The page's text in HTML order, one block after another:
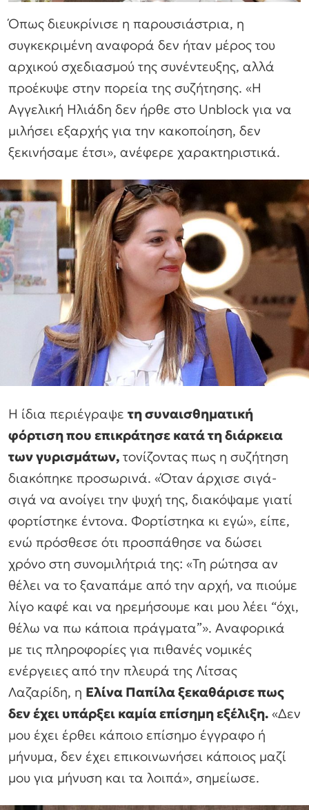
Όπως διευκρίνισε η παρουσιάστρια, η
συγκεκριμένη αναφορά δεν ήταν μέρος του
αρχικού σχεδιασμού της συνέντευξης, αλλά
προέκυψε στην πορεία της συζήτησης. «Η
Αγγελική Ηλιάδη δεν ήρθε στο Unblock για να
μιλήσει εξαρχής για την κακοποίηση, δεν
ξεκινήσαμε έτσι», ανέφερε χαρακτηριστικά.
Η ίδια περιέγραψε τη συναισθηματική
φόρτιση που επικράτησε κατά τη διάρκεια
των γυρισμάτων, τονίζοντας πως η συζήτηση
διακόπηκε προσωρινά. «Όταν άρχισε σιγά-
σιγά να ανοίγει την ψυχή της, διακόψαμε γιατί
φορτίστηκε έντονα. Φορτίστηκα κι εγώ», είπε,
ενώ πρόσθεσε ότι προσπάθησε να δώσει
χρόνο στη συνομιλήτριά της: «Τη ρώτησα αν
θέλει να το ξαναπάμε από την αρχή, να πιούμε
λίγο καφέ και να ηρεμήσουμε και μου λέει “όχι,
θέλω να πω κάποια πράγματα”». Αναφορικά
με τις πληροφορίες για πιθανές νομικές
ενέργειες από την πλευρά της Λίτσας
Λαζαρίδη, η Ελίνα Παπίλα ξεκαθάρισε πως
δεν έχει υπάρξει καμία επίσημη εξέλιξη. «Δεν
μου έχει έρθει κάποιο επίσημο έγγραφο ή
μήνυμα, δεν έχει επικοινωνήσει κάποιος μαζί
μου για μήνυση και τα λοιπά», σημείωσε.